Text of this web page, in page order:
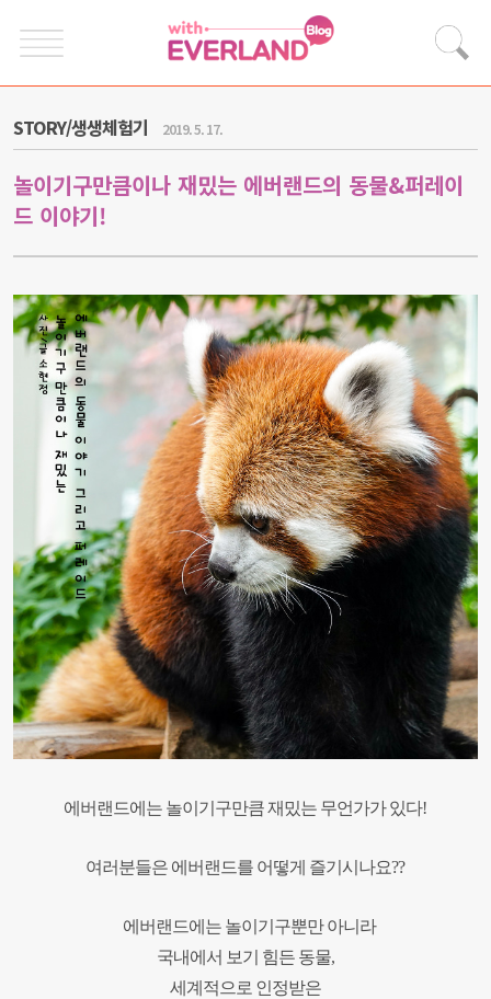
STORY/생생체험기 2019. 5. 17.
놀이기구만큼이나 재밌는 에버랜드의 동물&퍼레이
드 이야기!
에버랜드에는 놀이기구만큼 재밌는 무언가가 있다!
여러분들은 에버랜드를 어떻게 즐기시나요??
에버랜드에는 놀이기구뿐만 아니라
국내에서 보기 힘든 동물,
세계적으로 인정받은